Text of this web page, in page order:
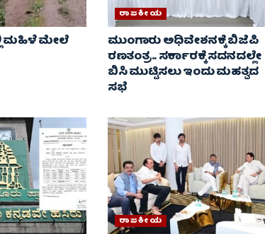
ಮಹಿಳೆ ಮೇಲೆ
ರಾಜಕೀಯ
ಮುಂಗಾರು ಅಧಿವೇಶನಕ್ಕೆ ಬಿಜೆಪಿ
ರಣತಂತ್ರ.. ಸರ್ಕಾರಕ್ಕೆ ಸದನದಲ್ಲೇ
ಬಿಸಿ ಮುಟ್ಟಿಸಲು ಇಂದು ಮಹತ್ವದ
ಸಭೆ
ರಾಜಕೀಯ